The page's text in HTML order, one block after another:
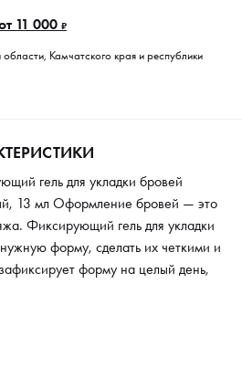
11 000 ₽
Камчатского края и республики
гель для укладки бровей
13 мл Оформление бровей — это
Фиксирующий гель для укладки
форму, сделать их четкими и
форму на целый день,
и законченным. Создатели
Гель не стягивает кожу и не дает